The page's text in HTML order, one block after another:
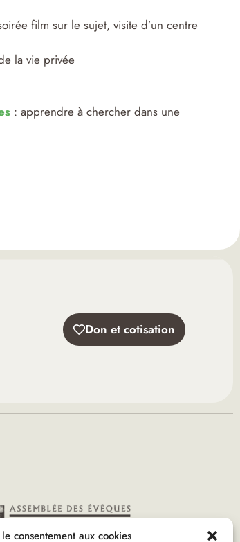
consentement aux cookies
film sur le sujet, visite d’un centre
la vie privée
: apprendre à chercher dans une
Don et cotisation